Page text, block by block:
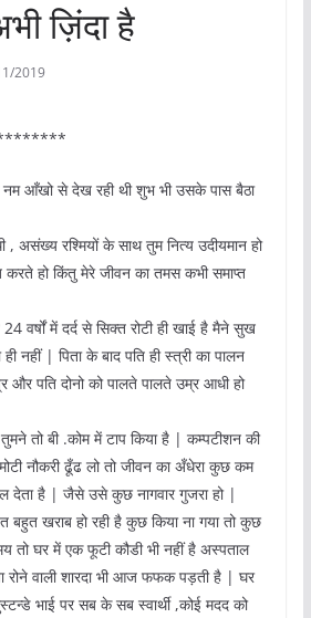
ज़िंदा है
2019
नम आँखो से देख रही थी शुभ भी उसके पास बैठा
, असंख्य रश्मियों के साथ तुम नित्य उदीयमान हो
हो किंतु मेरे जीवन का तमस कभी समाप्त
वर्षों में दर्द से सिक्त रोटी ही खाई है मैने सुख
नहीं | पिता के बाद पति ही स्त्री का पालन
और पति दोनो को पालते पालते उम्र आधी हो
तो बी .कोम में टाप किया है | कम्पटीशन की
नौकरी ढूँढ लो तो जीवन का अँधेरा कुछ कम
है | जैसे उसे कुछ नागवार गुजरा हो |
बहुत खराब हो रही है कुछ किया ना गया तो कुछ
तो घर में एक फूटी कौडी भी नहीं है अस्पताल
वाली शारदा भी आज फफक पड़ती है | घर
भाई पर सब के सब स्वार्थी ,कोई मदद को